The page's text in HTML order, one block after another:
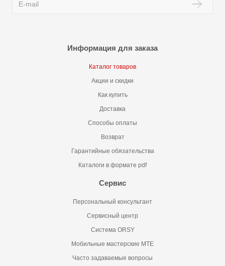
Информация для заказа
Каталог товаров
Акции и скидки
Как купить
Доставка
Способы оплаты
Возврат
Гарантийные обязательства
Каталоги в формате pdf
Сервис
Персональный консультант
Сервисный центр
Система ORSY
Мобильные мастерские MTE
Часто задаваемые вопросы